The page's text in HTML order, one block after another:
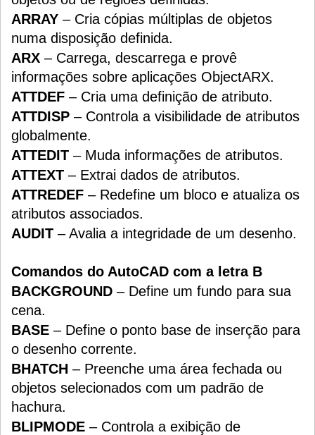
ARRAY – Cria cópias múltiplas de objetos
numa disposição definida.
ARX – Carrega, descarrega e provê
informações sobre aplicações ObjectARX.
ATTDEF – Cria uma definição de atributo.
ATTDISP – Controla a visibilidade de atributos
globalmente.
ATTEDIT – Muda informações de atributos.
ATTEXT – Extrai dados de atributos.
ATTREDEF – Redefine um bloco e atualiza os
atributos associados.
AUDIT – Avalia a integridade de um desenho.
Comandos do AutoCAD com a letra B
BACKGROUND – Define um fundo para sua
cena.
BASE – Define o ponto base de inserção para
o desenho corrente.
BHATCH – Preenche uma área fechada ou
objetos selecionados com um padrão de
hachura.
BLIPMODE – Controla a exibição de